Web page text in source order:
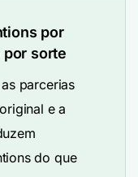
por
por sorte
parcerias
e a
do que